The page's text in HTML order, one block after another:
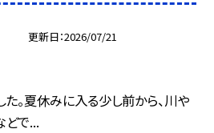
更新日 2026/07/21
。夏休みに入る少し前から、川や
どで...